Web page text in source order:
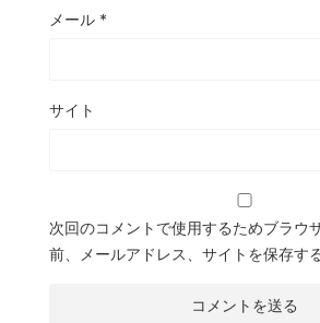
メール *
サイト
次回のコメントで使用するためブラウ
前、メールアドレス、サイトを保存する